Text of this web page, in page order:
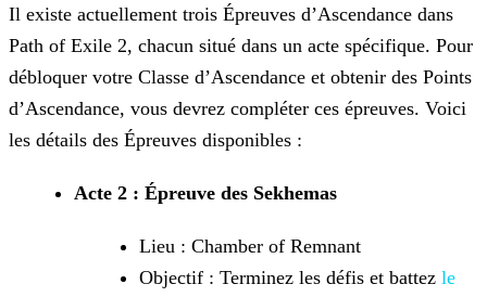
Il existe actuellement trois Épreuves d’Ascendance dans
Path of Exile 2, chacun situé dans un acte spécifique. Pour
débloquer votre Classe d’Ascendance et obtenir des Points
d’Ascendance, vous devrez compléter ces épreuves. Voici
les détails des Épreuves disponibles :
Acte 2 : Épreuve des Sekhemas
Lieu : Chamber of Remnant
Objectif : Terminez les défis et battez le